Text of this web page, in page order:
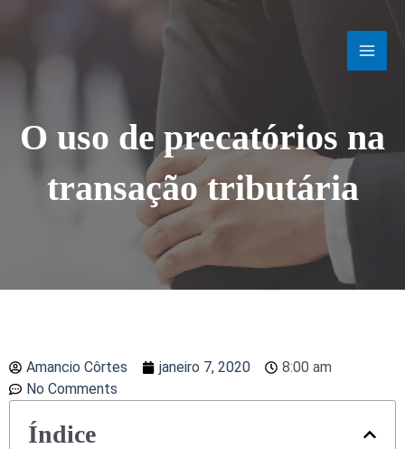
O uso de precatórios na
transação tributária
Amancio Côrtes janeiro 7, 2020
8:00 am
No Comments
Índice